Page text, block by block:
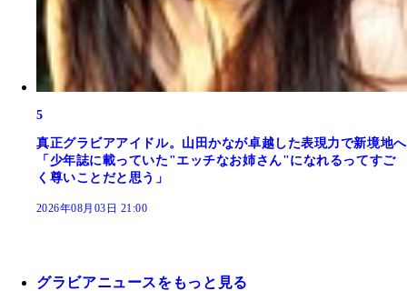
5
真正グラビアアイドル。山田かなが卓越した表現力で新境地へ
「少年誌に載っていた"エッチなお姉さん"になれるってすご
く尊いことだと思う」
2026年08月03日 21:00
グラビアニュースをもっと見る